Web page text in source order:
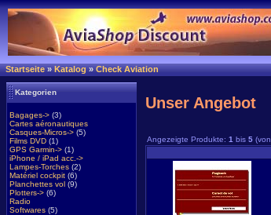
Startseite»Katalog»Check Aviation
Kategorien
Bagages-> (3)
Cartes aéronautiques
Casques-Micros-> (5)
Films DVD (1)
GPS Garmin-> (1)
iPhone / iPad acc.->
Lampes-Torches (2)
Matériel cockpit (6)
Planchettes vol (9)
Plotters-> (6)
Radio
Softwares (5)
Unser Angebot
Angezeigte Produkte: 1 bis 5 (von